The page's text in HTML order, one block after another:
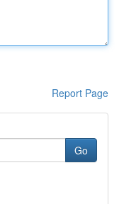
Report Page
Go